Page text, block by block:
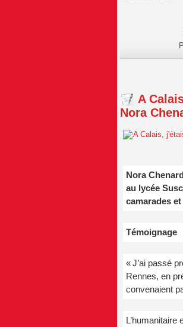
A
Nora
Nora
au lycée
camarades
Témoignage
« J’ai passé
Rennes, en
convenaient